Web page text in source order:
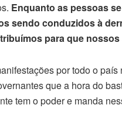
Enquanto as pessoas
sendo conduzidos à
para que
por todo o
que a hora do
tem o poder e manda